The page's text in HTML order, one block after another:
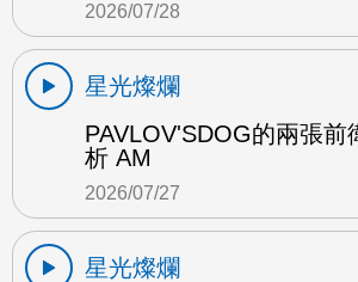
2026/07/28
星光燦爛
PAVLOV'SDOG的兩張前
析 AM
2026/07/27
星光燦爛